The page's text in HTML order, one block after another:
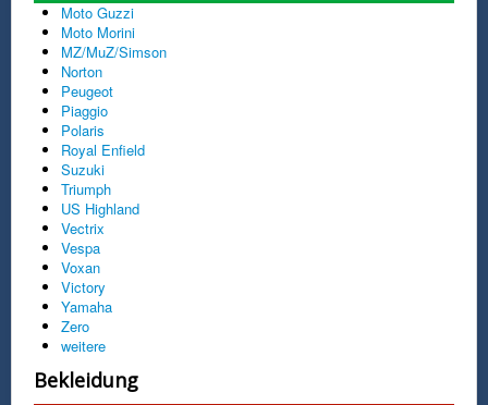
Moto Guzzi
Moto Morini
MZ/MuZ/Simson
Norton
Peugeot
Piaggio
Polaris
Royal Enfield
Suzuki
Triumph
US Highland
Vectrix
Vespa
Voxan
Victory
Yamaha
Zero
weitere
Bekleidung